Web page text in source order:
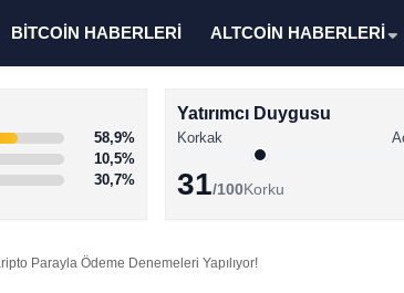
BİTCOİN HABERLERİ ALTCOİN HABERLERİ
58,9%
10,5%
30,7%
Yatırımcı Duygusu
Korkak
31/100Korku
Parayla Ödeme Denemeleri Yapılıyor!